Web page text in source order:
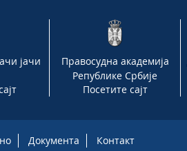
јачи
Правосудна академија
Републике Србије
Посетите сајт
Документа Контакт